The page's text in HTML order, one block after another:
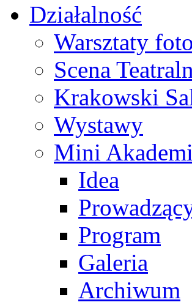
Działalność
Warsztaty
Scena
Krakowski
Wystawy
Mini
Idea
Program
Galeria
Archiwum